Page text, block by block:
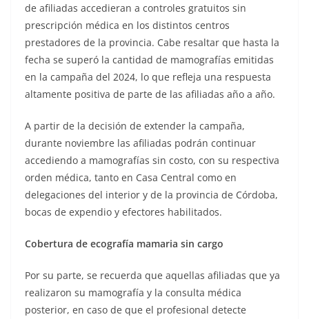
de afiliadas accedieran a controles gratuitos sin
prescripción médica en los distintos centros
prestadores de la provincia. Cabe resaltar que hasta la
fecha se superó la cantidad de mamografías emitidas
en la campaña del 2024, lo que refleja una respuesta
altamente positiva de parte de las afiliadas año a año.
A partir de la decisión de extender la campaña,
durante noviembre las afiliadas podrán continuar
accediendo a mamografías sin costo, con su respectiva
orden médica, tanto en Casa Central como en
delegaciones del interior y de la provincia de Córdoba,
bocas de expendio y efectores habilitados.
Cobertura de ecografía mamaria sin cargo
Por su parte, se recuerda que aquellas afiliadas que ya
realizaron su mamografía y la consulta médica
posterior, en caso de que el profesional detecte